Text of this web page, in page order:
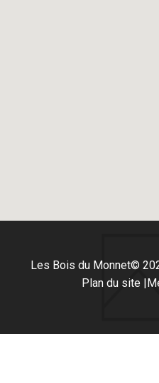
Les Bois du Monnet©
Plan du site |